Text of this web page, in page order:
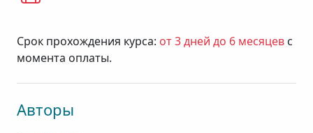
Срок прохождения курса: от 3 дней до 6 месяцев с
момента оплаты.
Авторы